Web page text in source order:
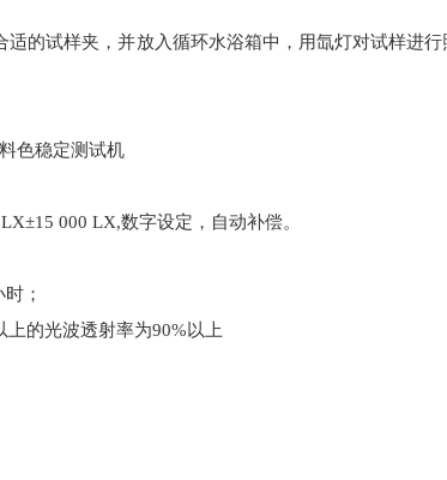
的试样夹，并放入循环水浴箱中，用氙灯对试样进行
000 LX,数字设定，自动补偿。
；
的光波透射率为90%以上